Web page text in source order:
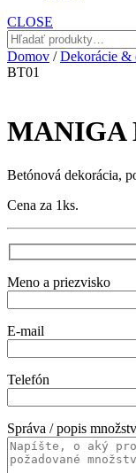
CLOSE
Hľadať:
Domov /Dekorácie &
BT01
MANIGA
Betónová dekorácia,
Cena za 1ks.
Meno a priezvisko
E-mail
Telefón
Správa / popis